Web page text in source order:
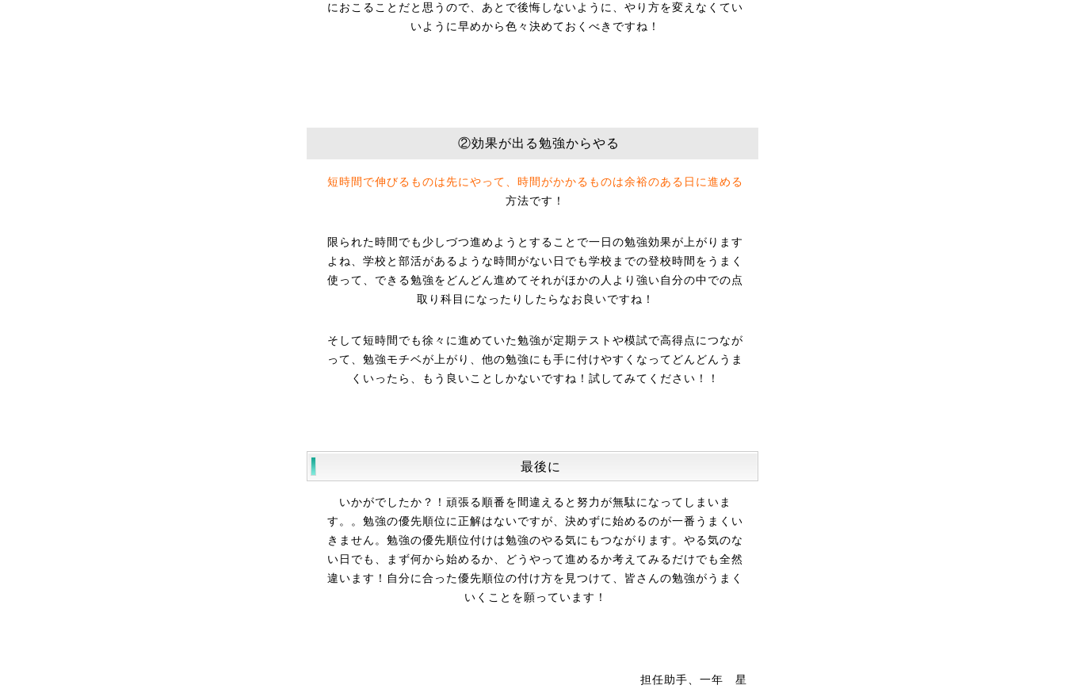
におこることだと思うので、あとで後悔しないように、やり方を変えなくてい
いように早めから色々決めておくべきですね！
②効果が出る勉強からやる
短時間で伸びるものは先にやって、時間がかかるものは余裕のある日に進める
方法です！
限られた時間でも少しづつ進めようとすることで一日の勉強効果が上がります
よね、学校と部活があるような時間がない日でも学校までの登校時間をうまく
使って、できる勉強をどんどん進めてそれがほかの人より強い自分の中での点
取り科目になったりしたらなお良いですね！
そして短時間でも徐々に進めていた勉強が定期テストや模試で高得点につなが
って、勉強モチベが上がり、他の勉強にも手に付けやすくなってどんどんうま
くいったら、もう良いことしかないですね！試してみてください！！
最後に
いかがでしたか？！頑張る順番を間違えると努力が無駄になってしまいま
す。。勉強の優先順位に正解はないですが、決めずに始めるのが一番うまくい
きません。勉強の優先順位付けは勉強のやる気にもつながります。やる気のな
い日でも、まず何から始めるか、どうやって進めるか考えてみるだけでも全然
違います！自分に合った優先順位の付け方を見つけて、皆さんの勉強がうまく
いくことを願っています！
担任助手、一年 星